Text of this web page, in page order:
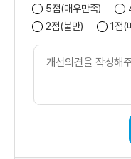
5점(매우만족)
2점(불만)
1점(
개